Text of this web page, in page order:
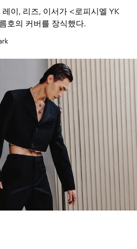
이, 리즈, 이서가 <로피시엘 YK
호의 커버를 장식했다.